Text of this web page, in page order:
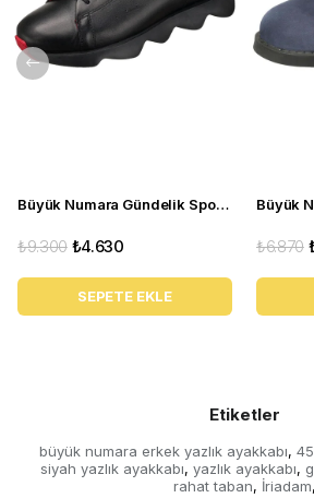
Büyük Numara Gündelik Spor Ayakkabı - STQUEEN Siyah Kırmızı
₺4.630
₺9.300
SEPETE EKLE
₺6.870
Etiketler
büyük numara erkek yazlık ayakkabı,
siyah yazlık ayakkabı, yazlık ayakkabı,
rahat taban, İriadam,